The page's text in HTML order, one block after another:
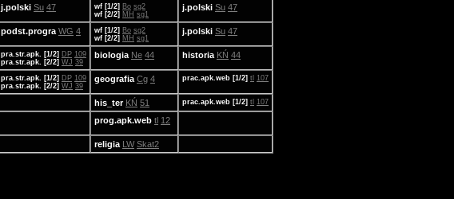
j.polski Su 47 wf [1/2] Bo sg2
wf [2/2] MH sg1
j.polski Su 47
podst.progra WG 4 wf [1/2] Bo sg2
wf [2/2] MH sg1
j.polski Su 47
pra.str.apk. [1/2] DP 109
pra.str.apk. [2/2] WJ 39
biologia Ne 44 historia KŃ 44
pra.str.apk. [1/2] DP 109
pra.str.apk. [2/2] WJ 39
geografia Cg 4 prac.apk.web [1/2] tl 107
his_ter KŃ 51 prac.apk.web [1/2] tl 107
prog.apk.web tl 12
religia LW Skat2